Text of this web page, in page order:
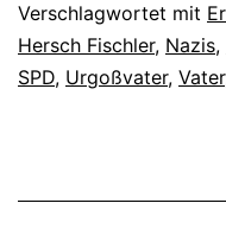
Verschlagwortet mit
Hersch Fischler, Nazis,
SPD, Urgoßvater, Vater